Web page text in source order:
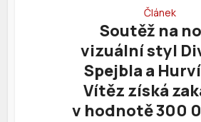
Článek
Soutěž na
vizuální styl
Spejbla a
Vítěz získá
v hodnotě 300